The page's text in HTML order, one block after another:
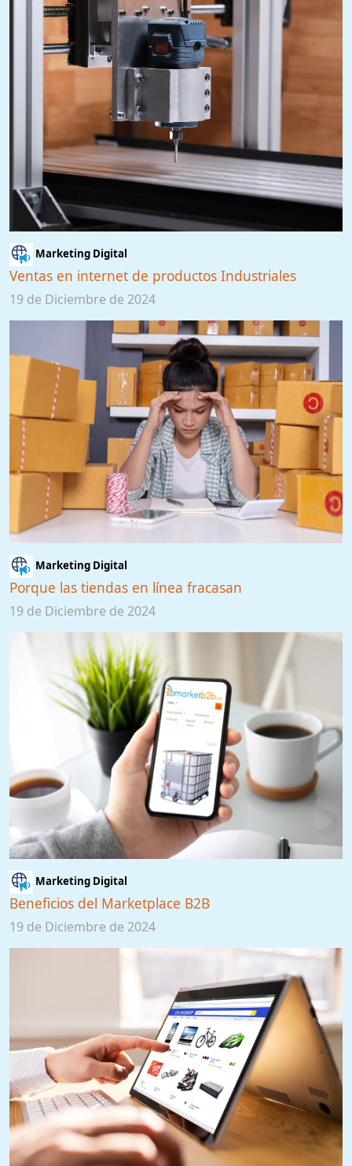
Marketing Digital
Ventas en internet de productos Industriales
19 de Diciembre de 2024
Marketing Digital
Porque las tiendas en línea fracasan
19 de Diciembre de 2024
Marketing Digital
Beneficios del Marketplace B2B
19 de Diciembre de 2024